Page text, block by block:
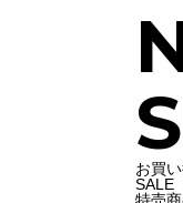
お買
SALE